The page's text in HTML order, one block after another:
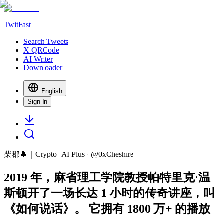
TwitFast
Search Tweets
X QRCode
AI Writer
Downloader
English
Sign In
柴郡🔔｜Crypto+AI Plus · @0xCheshire
2019 年，麻省理工学院教授帕特里克·温
斯顿开了一场长达 1 小时的传奇讲座，叫
《如何说话》。 它拥有 1800 万+ 的播放